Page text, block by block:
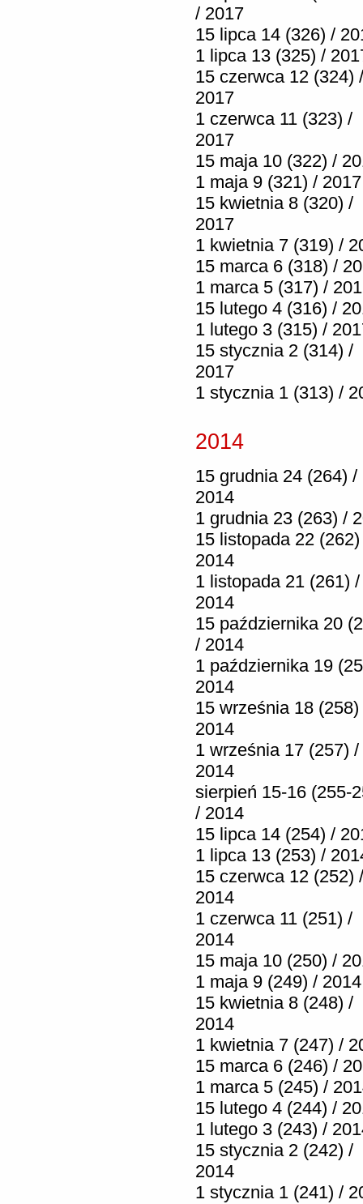
/ 2017
15 lipca 14 (326) /
1 lipca 13 (325) /
15 czerwca 12 (324) /
2017
1 czerwca 11 (323) /
2017
15 maja 10 (322) /
1 maja 9 (321) / 2017
15 kwietnia 8 (320) /
2017
1 kwietnia 7 (319) /
15 marca 6 (318) /
1 marca 5 (317) /
15 lutego 4 (316) /
1 lutego 3 (315) /
15 stycznia 2 (314) /
2017
1 stycznia 1 (313) /
2014
15 grudnia 24 (264) /
2014
1 grudnia 23 (263) /
15 listopada 22
2014
1 listopada 21 (261) /
2014
15 października 20
/ 2014
1 października 19
2014
15 września 18 (258)
2014
1 września 17 (257) /
2014
sierpień 15-16 (255-
/ 2014
15 lipca 14 (254) /
1 lipca 13 (253) /
15 czerwca 12 (252) /
2014
1 czerwca 11 (251) /
2014
15 maja 10 (250) /
1 maja 9 (249) / 2014
15 kwietnia 8 (248) /
2014
1 kwietnia 7 (247) /
15 marca 6 (246) /
1 marca 5 (245) /
15 lutego 4 (244) /
1 lutego 3 (243) /
15 stycznia 2 (242) /
2014
1 stycznia 1 (241) /